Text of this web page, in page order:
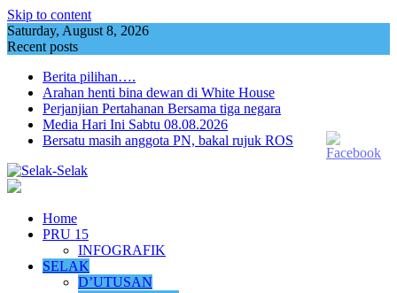
Skip to content
Saturday, August 8, 2026
Recent posts
Berita pilihan….
Arahan henti bina dewan di White House
Perjanjian Pertahanan Bersama tiga negara
Media Hari Ini Sabtu 08.08.2026
Bersatu masih anggota PN, bakal rujuk ROS
Home
PRU 15
INFOGRAFIK
SELAK
D’UTUSAN